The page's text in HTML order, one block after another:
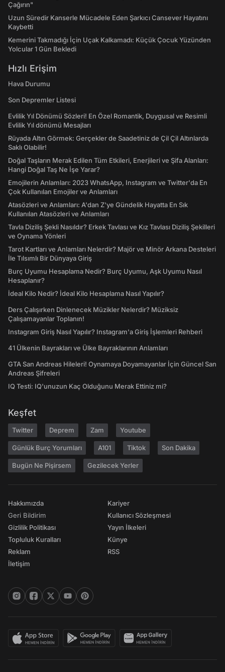
Çağırın"
Uzun Süredir Kanserle Mücadele Eden Şarkıcı Cansever Hayatını
Kaybetti
Kemerini Takmadığı İçin Uçak Kalkamadı: Küçük Çocuk Yüzünden
Yolcular 1 Gün Bekledi
Hızlı Erişim
Hava Durumu
Son Depremler Listesi
Evlilik Yıl Dönümü Sözleri! En Özel Romantik, Duygusal ve Resimli
Evlilik Yıl dönümü Mesajları
Rüyada Altın Görmek: Gerçekler de Saadetiniz de Çil Çil Altınlarda
Saklı Olabilir!
Doğal Taşların Merak Edilen Tüm Etkileri, Enerjileri ve Şifa Alanları:
Hangi Doğal Taş Ne İşe Yarar?
Emojilerin Anlamları: 2023 WhatsApp, Instagram ve Twitter'da En
Çok Kullanılan Emojiler ve Anlamları
Atasözleri ve Anlamları: A'dan Z'ye Gündelik Hayatta En Sık
Kullanılan Atasözleri ve Anlamları
Tavla Diziliş Şekli Nasıldır? Erkek Tavlası ve Kız Tavlası Diziliş Şekilleri
ve Oynama Yönleri
Tarot Kartları ve Anlamları Nelerdir? Majör ve Minör Arkana Desteleri
İle Tılsımlı Bir Dünyaya Giriş
Burç Uyumu Hesaplama Nedir? Burç Uyumu, Aşk Uyumu Nasıl
Hesaplanır?
İdeal Kilo Nedir? İdeal Kilo Hesaplama Nasıl Yapılır?
Ders Çalışırken Dinlenecek Müzikler Nelerdir? Müziksiz
Çalışamayanlar Toplanın!
Instagram Giriş Nasıl Yapılır? Instagram'a Giriş İşlemleri Rehberi
41 Ülkenin Bayrakları ve Ülke Bayraklarının Anlamları
GTA San Andreas Hileleri! Oynamaya Doyamayanlar İçin Güncel San
Andreas Şifreleri
IQ Testi: IQ'unuzun Kaç Olduğunu Merak Ettiniz mi?
Keşfet
Twitter Deprem Zam Youtube
Günlük Burç Yorumları A101 Tiktok Son Dakika
Bugün Ne Pişirsem Gezilecek Yerler
Hakkımızda
Geri Bildirim
Gizlilik Politikası
Topluluk Kuralları
Reklam
İletişim
Kariyer
Kullanıcı Sözleşmesi
Yayın İlkeleri
Künye
RSS